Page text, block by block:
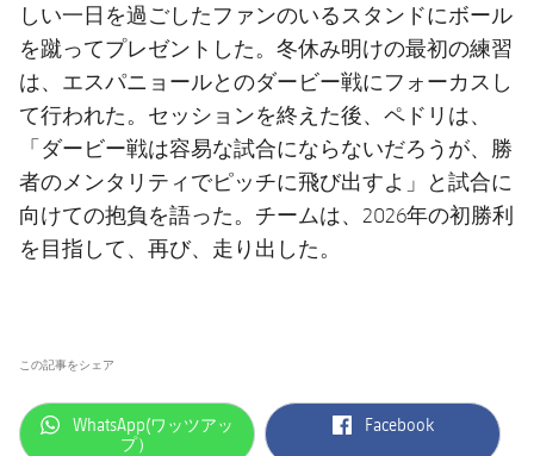
しい一日を過ごしたファンのいるスタンドにボール
を蹴ってプレゼントした。冬休み明けの最初の練習
は、エスパニョールとのダービー戦にフォーカスし
て行われた。セッションを終えた後、ペドリは、
「ダービー戦は容易な試合にならないだろうが、勝
者のメンタリティでピッチに飛び出すよ」と試合に
向けての抱負を語った。チームは、2026年の初勝利
を目指して、再び、走り出した。
この記事をシェア
label.aria.whatsapp
WhatsApp(ワッツアッ
プ）
label.aria.facebook
Facebook